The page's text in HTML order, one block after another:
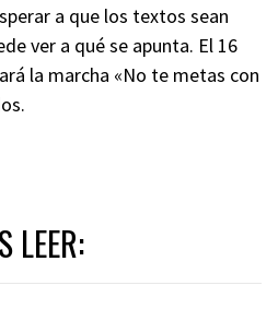
a que los textos sean
ver a qué se apunta. El 16
la marcha «No te metas con
LEER: